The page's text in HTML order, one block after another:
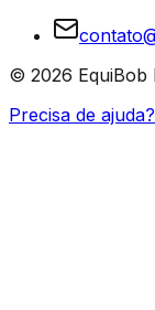
© 2026 EquiBob
Precisa de ajuda?